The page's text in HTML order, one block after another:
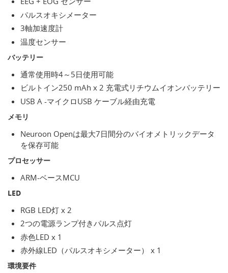
パルスオキシメーター
3軸加速度計
温度センサー
バッテリー
通常使用時4～5日使用可能
ビルトイン250 mAh x 2 充電式リチウムイオンバッテリー
USB A -マイクロUSB ケーブル経由充電
メモリ
Neuroon Openは最大7日間分のバイオメトリックデータ
を保存可能
プロセッサー
ARM-ベースMCU
LED
RGB LED灯 x 2
2つの電源ランプ付きパルス点灯
赤色LED x 1
赤外線LED（パルスオキシメーター） x 1
環境要件